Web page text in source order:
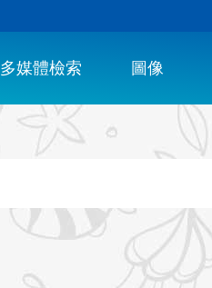
多媒體檢索 圖像